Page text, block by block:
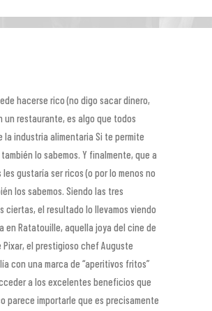
hacerse rico (no digo sacar dinero,
un restaurante, es algo que todos
la industria alimentaria Si te permite
lo sabemos. Y finalmente, que a
gustaría ser ricos (o por lo menos no
los sabemos. Siendo las tres
ciertas, el resultado lo llevamos viendo
en Ratatouille, aquella joya del cine de
Pixar, el prestigioso chef Auguste
con una marca de “aperitivos fritos”
a los excelentes beneficios que
parece importarle que es precisamente